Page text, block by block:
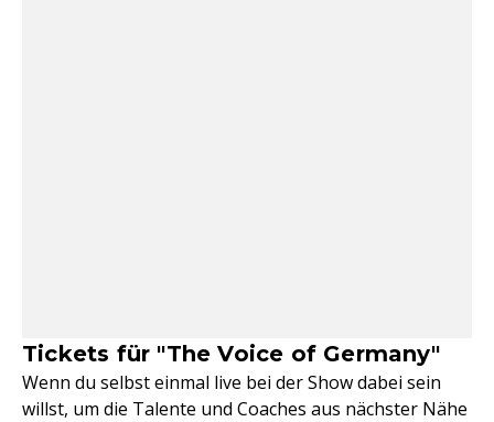
Tickets für "The Voice of Germany"
Wenn du selbst einmal live bei der Show dabei sein
willst, um die Talente und Coaches aus nächster Nähe